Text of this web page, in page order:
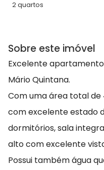
2 quartos
Sobre este imóvel
Excelente
Mário Quintana.
Com uma área total de
com excelente estado
dormitórios, sala
alto com excelente
Possui também água